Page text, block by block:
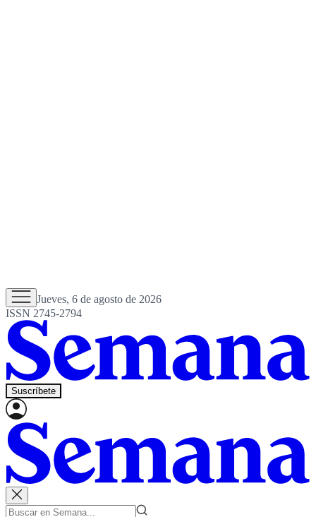
Jueves, 6 de agosto de 2026
ISSN 2745-2794
Suscríbete